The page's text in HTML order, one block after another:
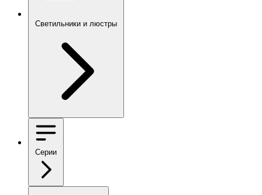
Светильники и люстры
Серии